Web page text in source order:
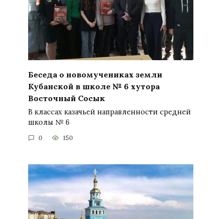
Беседа о новомучениках земли
Кубанской в школе № 6 хутора
Восточный Сосык
В классах казачьей направленности средней
школы № 6
0 150